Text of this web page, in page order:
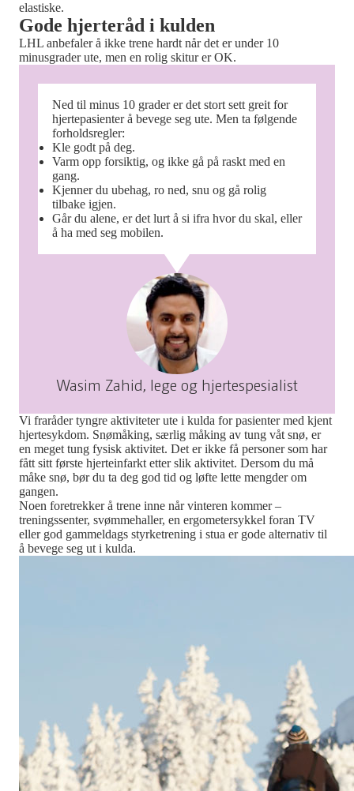
elastiske.
Gode hjerteråd i kulden
LHL anbefaler å ikke trene hardt når det er under 10
minusgrader ute, men en rolig skitur er OK.
Ned til minus 10 grader er det stort sett greit for
hjertepasienter å bevege seg ute. Men ta følgende
forholdsregler:
Kle godt på deg.
Varm opp forsiktig, og ikke gå på raskt med en
gang.
Kjenner du ubehag, ro ned, snu og gå rolig
tilbake igjen.
Går du alene, er det lurt å si ifra hvor du skal, eller
å ha med seg mobilen.
Wasim Zahid, lege og hjertespesialist
Vi fraråder tyngre aktiviteter ute i kulda for pasienter med kjent
hjertesykdom. Snømåking, særlig måking av tung våt snø, er
en meget tung fysisk aktivitet. Det er ikke få personer som har
fått sitt første hjerteinfarkt etter slik aktivitet. Dersom du må
måke snø, bør du ta deg god tid og løfte lette mengder om
gangen.
Noen foretrekker å trene inne når vinteren kommer –
treningssenter, svømmehaller, en ergometersykkel foran TV
eller god gammeldags styrketrening i stua er gode alternativ til
å bevege seg ut i kulda.